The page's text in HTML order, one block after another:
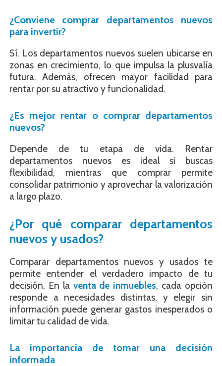
¿Conviene comprar departamentos nuevos
para invertir?
Sí. Los departamentos nuevos suelen ubicarse en
zonas en crecimiento, lo que impulsa la plusvalía
futura. Además, ofrecen mayor facilidad para
rentar por su atractivo y funcionalidad.
¿Es mejor rentar o comprar departamentos
nuevos?
Depende de tu etapa de vida. Rentar
departamentos nuevos es ideal si buscas
flexibilidad, mientras que comprar permite
consolidar patrimonio y aprovechar la valorización
a largo plazo.
¿Por qué comparar departamentos
nuevos y usados?
Comparar departamentos nuevos y usados te
permite entender el verdadero impacto de tu
decisión. En la venta de inmuebles, cada opción
responde a necesidades distintas, y elegir sin
información puede generar gastos inesperados o
limitar tu calidad de vida.
La importancia de tomar una decisión
informada